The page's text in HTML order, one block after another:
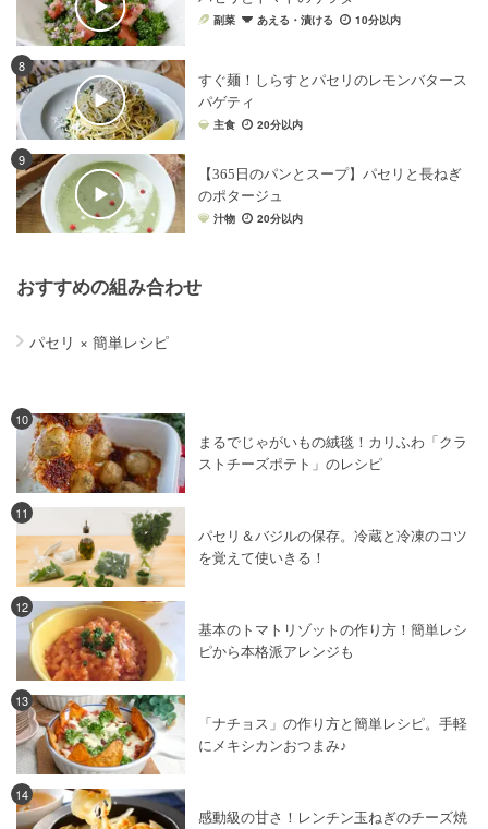
副菜 あえる・漬ける 10分以内
8
すぐ麺！しらすとパセリのレモンバタース
パゲティ
主食 20分以内
9
【365日のパンとスープ】パセリと長ねぎ
のポタージュ
汁物 20分以内
おすすめの組み合わせ
パセリ × 簡単レシピ
10
まるでじゃがいもの絨毯！カリふわ「クラ
ストチーズポテト」のレシピ
11
パセリ＆バジルの保存。冷蔵と冷凍のコツ
を覚えて使いきる！
12
基本のトマトリゾットの作り方！簡単レシ
ピから本格派アレンジも
13
「ナチョス」の作り方と簡単レシピ。手軽
にメキシカンおつまみ♪
14
感動級の甘さ！レンチン玉ねぎのチーズ焼